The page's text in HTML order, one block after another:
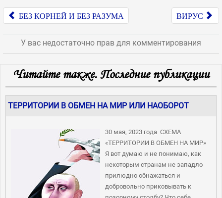
БЕЗ КОРНЕЙ И БЕЗ РАЗУМА ВИРУС
У вас недостаточно прав для комментирования
Читайте также. Последние публикации
ТЕРРИТОРИИ В ОБМЕН НА МИР ИЛИ НАОБОРОТ
30 мая, 2023 года СХЕМА
«ТЕРРИТОРИИ В ОБМЕН НА МИР»
Я вот думаю и не понимаю, как
некоторым странам не западло
прилюдно обнажаться и
добровольно приковывать к